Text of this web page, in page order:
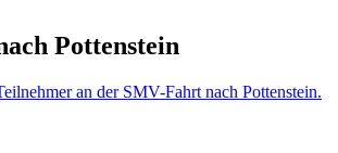
Pottenstein